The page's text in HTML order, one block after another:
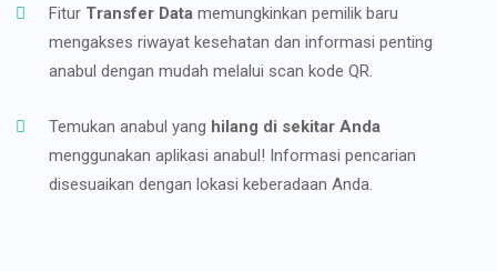
Fitur Transfer Data memungkinkan pemilik baru
mengakses riwayat kesehatan dan informasi penting
anabul dengan mudah melalui scan kode QR.
Temukan anabul yang hilang di sekitar Anda
menggunakan aplikasi anabul! Informasi pencarian
disesuaikan dengan lokasi keberadaan Anda.